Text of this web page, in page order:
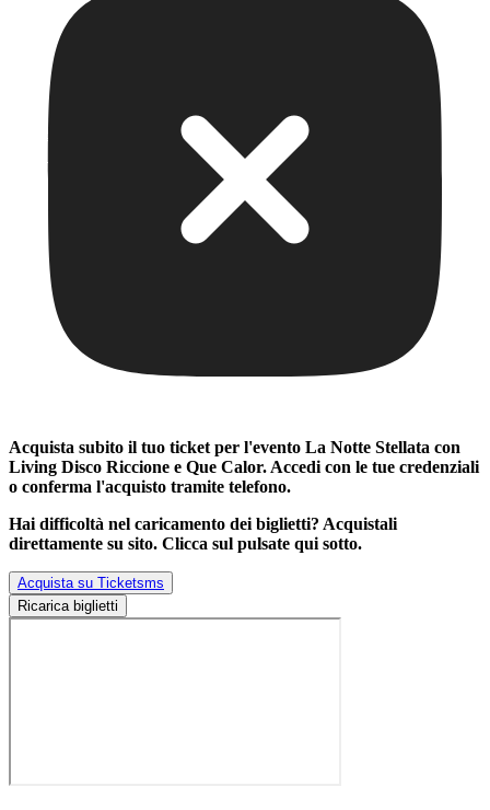
Acquista subito il tuo ticket per l'evento La Notte Stellata con
Living Disco Riccione e Que Calor. Accedi con le tue credenziali
o conferma l'acquisto tramite telefono.
Hai difficoltà nel caricamento dei biglietti? Acquistali
direttamente su sito. Clicca sul pulsate qui sotto.
Acquista su Ticketsms
Ricarica biglietti